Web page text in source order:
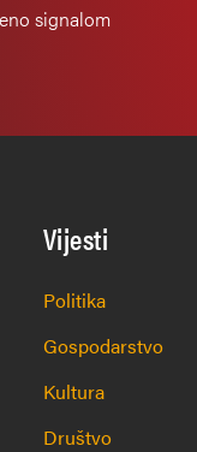
signalom
Vijesti
Politika
Gospodarstvo
Kultura
Društvo